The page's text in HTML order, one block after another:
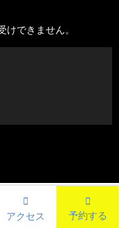
けできません。
アクセス
予約する